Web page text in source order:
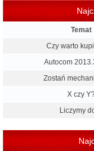
Temat
Czy warto
Autocom
Zostań
X czy
Liczymy